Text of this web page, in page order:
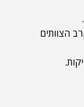
הצוותים